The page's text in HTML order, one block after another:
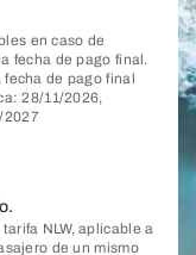
en caso de
fecha de pago final.
de pago final
28/11/2026,
2027
NLW, aplicable a
de un mismo